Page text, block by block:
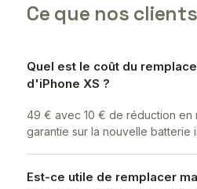
Ce que nos
Quel est le coût du
d'iPhone XS ?
49 € avec 10 € de réduction en
garantie sur la nouvelle batterie
Est-ce utile de remplacer